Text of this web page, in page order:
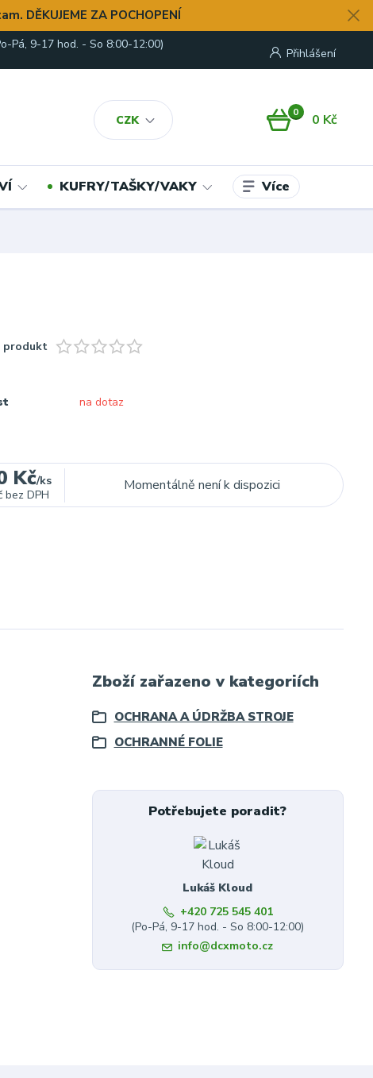
DĚKUJEME ZA POCHOPENÍ
CZK
Přihlášení
Pá, 9-17 hod. - So 8:00-12:00)
0 0 Kč
KUFRY/TAŠKY/VAKY Více
na dotaz
Kč/ks
bez DPH
Momentálně není k dispozici
Zboží zařazeno v kategoriích
OCHRANA A ÚDRŽBA STROJE
OCHRANNÉ FOLIE
Potřebujete poradit?
Lukáš Kloud
+420 725 545 401
(Po-Pá, 9-17 hod. - So 8:00-12:00)
info@dcxmoto.cz